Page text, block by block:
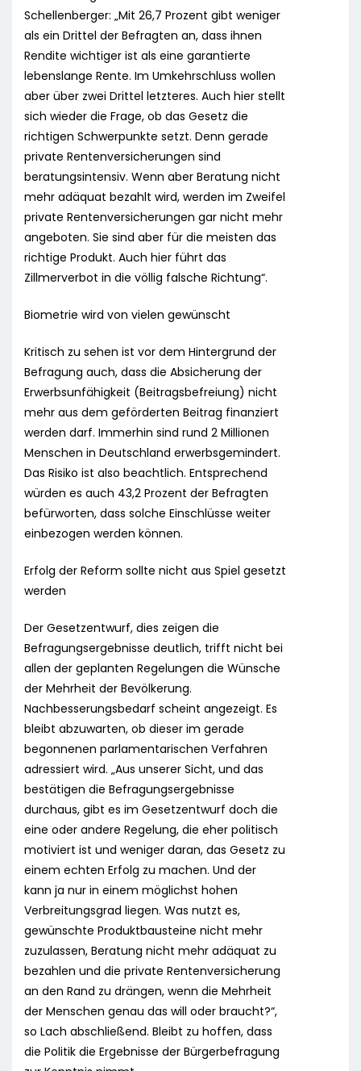
Schellenberger: „Mit 26,7 Prozent gibt weniger
als ein Drittel der Befragten an, dass ihnen
Rendite wichtiger ist als eine garantierte
lebenslange Rente. Im Umkehrschluss wollen
aber über zwei Drittel letzteres. Auch hier stellt
sich wieder die Frage, ob das Gesetz die
richtigen Schwerpunkte setzt. Denn gerade
private Rentenversicherungen sind
beratungsintensiv. Wenn aber Beratung nicht
mehr adäquat bezahlt wird, werden im Zweifel
private Rentenversicherungen gar nicht mehr
angeboten. Sie sind aber für die meisten das
richtige Produkt. Auch hier führt das
Zillmerverbot in die völlig falsche Richtung“.
Biometrie wird von vielen gewünscht
Kritisch zu sehen ist vor dem Hintergrund der
Befragung auch, dass die Absicherung der
Erwerbsunfähigkeit (Beitragsbefreiung) nicht
mehr aus dem geförderten Beitrag finanziert
werden darf. Immerhin sind rund 2 Millionen
Menschen in Deutschland erwerbsgemindert.
Das Risiko ist also beachtlich. Entsprechend
würden es auch 43,2 Prozent der Befragten
befürworten, dass solche Einschlüsse weiter
einbezogen werden können.
Erfolg der Reform sollte nicht aus Spiel gesetzt
werden
Der Gesetzentwurf, dies zeigen die
Befragungsergebnisse deutlich, trifft nicht bei
allen der geplanten Regelungen die Wünsche
der Mehrheit der Bevölkerung.
Nachbesserungsbedarf scheint angezeigt. Es
bleibt abzuwarten, ob dieser im gerade
begonnenen parlamentarischen Verfahren
adressiert wird. „Aus unserer Sicht, und das
bestätigen die Befragungsergebnisse
durchaus, gibt es im Gesetzentwurf doch die
eine oder andere Regelung, die eher politisch
motiviert ist und weniger daran, das Gesetz zu
einem echten Erfolg zu machen. Und der
kann ja nur in einem möglichst hohen
Verbreitungsgrad liegen. Was nutzt es,
gewünschte Produktbausteine nicht mehr
zuzulassen, Beratung nicht mehr adäquat zu
bezahlen und die private Rentenversicherung
an den Rand zu drängen, wenn die Mehrheit
der Menschen genau das will oder braucht?“,
so Lach abschließend. Bleibt zu hoffen, dass
die Politik die Ergebnisse der Bürgerbefragung